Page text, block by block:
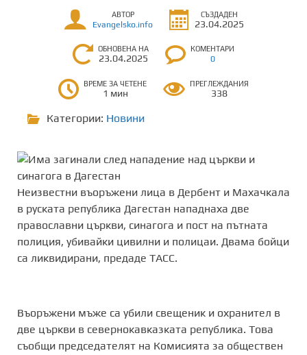
АВТОР
Evangelsko.info
СЪЗДАДЕН
23.04.2025
ОБНОВЕНА НА
23.04.2025
КОМЕНТАРИ
0
ВРЕМЕ ЗА ЧЕТЕНЕ
1 мин
ПРЕГЛЕЖДАНИЯ
338
Категории: Новини
Неизвестни въоръжени лица в Дербент и Махачкала
в руската република Дагестан нападнаха две
православни църкви, синагога и пост на пътната
полиция, убивайки цивилни и полицаи. Двама бойци
са ликвидирани, предаде ТАСС.
Въоръжени мъже са убили свещеник и охранител в
две църкви в севернокавказката република. Това
съобщи председателят на Комисията за обществен